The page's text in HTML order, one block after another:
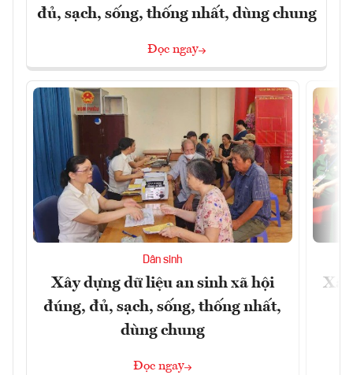
đủ, sạch, sống, thống nhất, dùng chung
Đọc ngay
Dân sinh
Xây dựng dữ liệu an sinh xã hội
đúng, đủ, sạch, sống, thống nhất,
dùng chung
Đọc ngay